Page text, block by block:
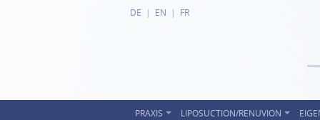
DE EN FR
PRAXIS LIPOSUCTION/RENUVION